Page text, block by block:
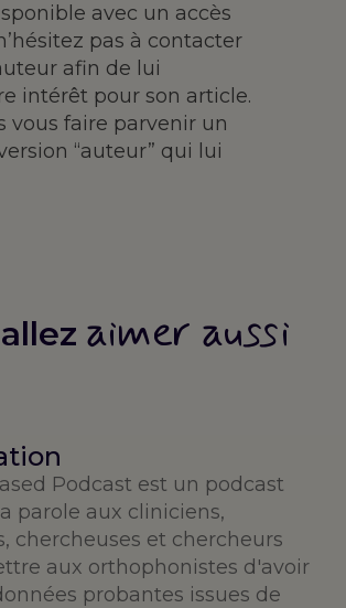
avec un accès
pas à contacter
afin de lui
intérêt pour son article.
vous faire parvenir un
“auteur” qui lui
aimer aussi
Podcast est un podcast
parole aux cliniciens,
chercheuses et chercheurs
aux orthophonistes d'avoir
probantes issues de